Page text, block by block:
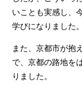
いことも実感し、
学びになりました。
また、京都市が抱
で、京都の路地を
りました。